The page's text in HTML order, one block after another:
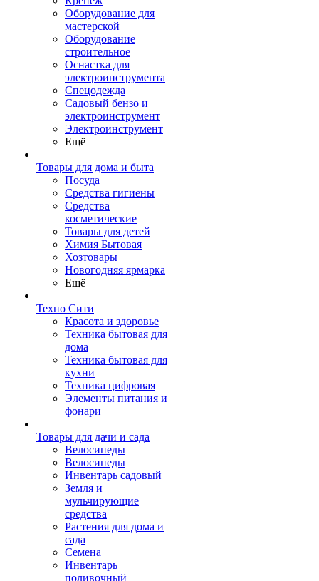
Оборудование для
мастерской
Оборудование
строительное
Оснастка для
электроинструмента
Спецодежда
Садовый бензо и
электроинструмент
Электроинструмент
Ещё
Товары для дома и быта
Посуда
Средства гигиены
Средства
косметические
Товары для детей
Химия Бытовая
Хозтовары
Новогодняя ярмарка
Ещё
Техно Сити
Красота и здоровье
Техника бытовая для
дома
Техника бытовая для
кухни
Техника цифровая
Элементы питания и
фонари
Товары для дачи и сада
Велосипеды
Велосипеды
Инвентарь садовый
Земля и
мульчирующие
средства
Растения для дома и
сада
Семена
Инвентарь
поливочный